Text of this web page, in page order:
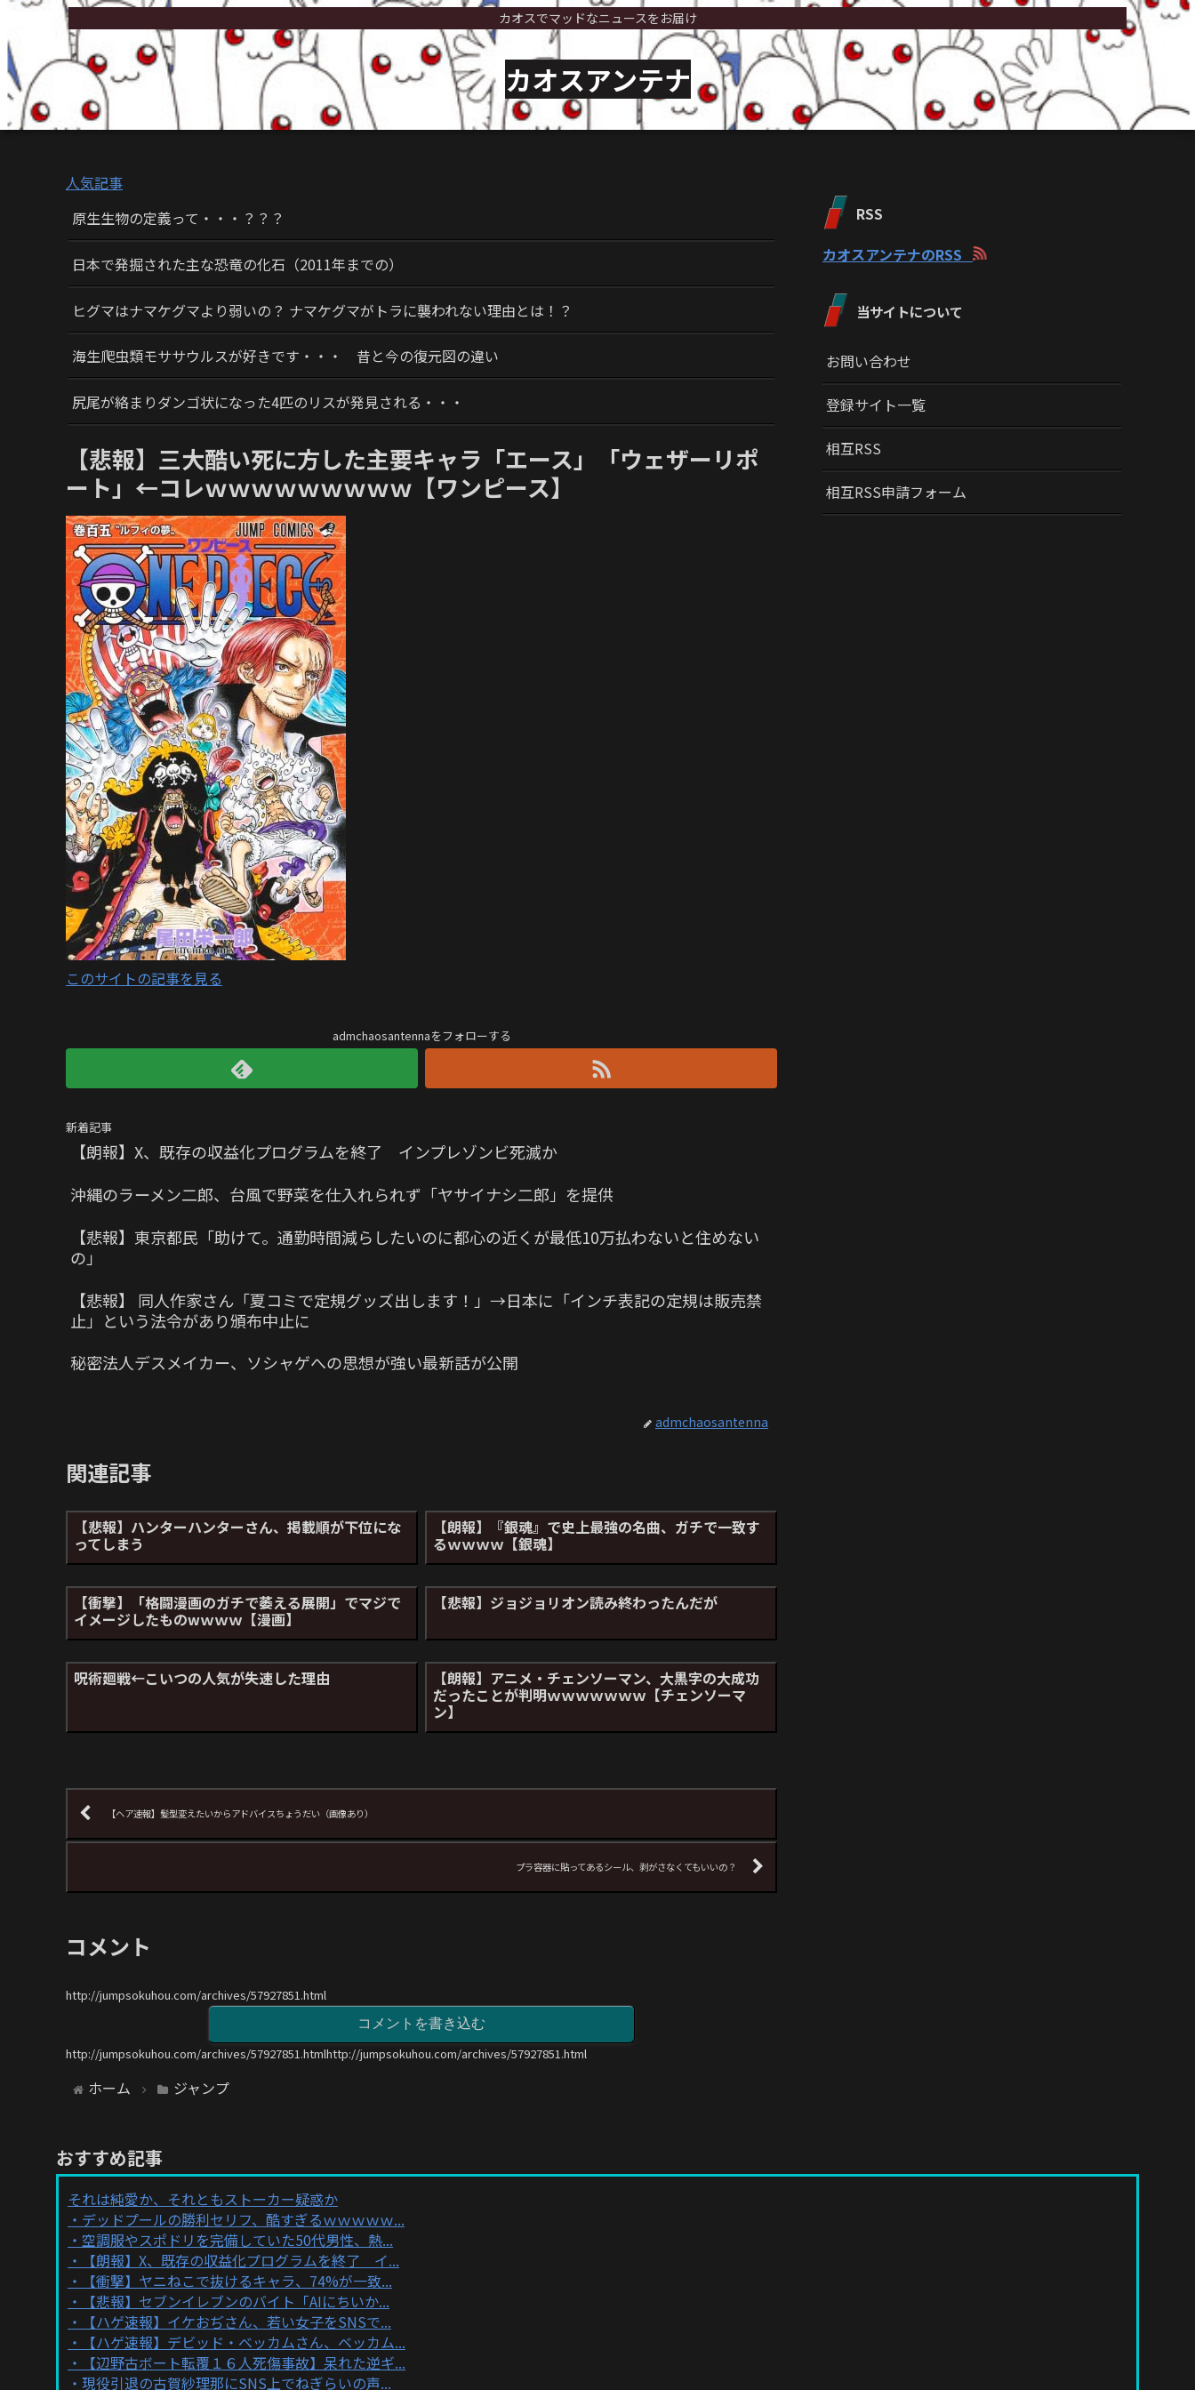
カオスでマッドなニュースをお届け
カオスアンテナ
人気記事
原生生物の定義って・・・？？？
日本で発掘された主な恐竜の化石（2011年までの）
ヒグマはナマケグマより弱いの？ ナマケグマがトラに襲われない理由とは！？
海生爬虫類モササウルスが好きです・・・ 昔と今の復元図の違い
尻尾が絡まりダンゴ状になった4匹のリスが発見される・・・
【悲報】三大酷い死に方した主要キャラ「エース」「ウェザーリポ
ート」←コレｗｗｗｗｗｗｗｗｗ【ワンピース】
このサイトの記事を見る
admchaosantennaをフォローする
新着記事
【朗報】X、既存の収益化プログラムを終了 インプレゾンビ死滅か
沖縄のラーメン二郎、台風で野菜を仕入れられず「ヤサイナシ二郎」を提供
【悲報】東京都民「助けて。通勤時間減らしたいのに都心の近くが最低10万払わないと住めない
の」
【悲報】 同人作家さん「夏コミで定規グッズ出します！」→日本に「インチ表記の定規は販売禁
止」という法令があり頒布中止に
秘密法人デスメイカー、ソシャゲへの思想が強い最新話が公開
admchaosantenna
関連記事
【悲報】ハンターハンターさん、掲載順が下位にな
ってしまう
【朗報】『銀魂』で史上最強の名曲、ガチで一致す
るｗｗｗｗ【銀魂】
【衝撃】「格闘漫画のガチで萎える展開」でマジで
イメージしたものwｗｗｗ【漫画】
【悲報】ジョジョリオン読み終わったんだが
呪術廻戦←こいつの人気が失速した理由 【朗報】アニメ・チェンソーマン、大黒字の大成功
だったことが判明ｗｗｗｗｗｗｗ【チェンソーマ
ン】
【ヘア速報】髪型変えたいからアドバイスちょうだい（画像あり）
プラ容器に貼ってあるシール、剥がさなくてもいいの？
コメント
http://jumpsokuhou.com/archives/57927851.html
コメントを書き込む
http://jumpsokuhou.com/archives/57927851.htmlhttp://jumpsokuhou.com/archives/57927851.html
ホーム ジャンプ
RSS
カオスアンテナのRSS
当サイトについて
お問い合わせ
登録サイト一覧
相互RSS
相互RSS申請フォーム
おすすめ記事
それは純愛か、それともストーカー疑惑か
デッドプールの勝利セリフ、酷すぎるｗｗｗｗｗ...
空調服やスポドリを完備していた50代男性、熱...
【朗報】X、既存の収益化プログラムを終了 イ...
【衝撃】ヤニねこで抜けるキャラ、74%が一致...
【悲報】セブンイレブンのバイト「AIにちいか...
【ハゲ速報】イケおぢさん、若い女子をSNSで...
【ハゲ速報】デビッド・ベッカムさん、ベッカム...
【辺野古ボート転覆１６人死傷事故】呆れた逆ギ...
現役引退の古賀紗理那にSNS上でねぎらいの声...